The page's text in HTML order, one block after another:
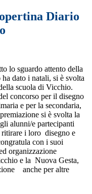
Diario
lo sguardo attento della
dato i natali, si è svolta
scuola di Vicchio.
concorso per il disegno
e per la secondaria,
si è svolta la
alunni/e partecipanti
ritirare i loro disegno e
con i suoi
organizzazione
e la Nuova Gesta,
anche per altre